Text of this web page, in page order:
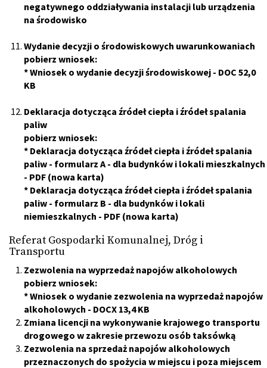
negatywnego oddziaływania instalacji lub urządzenia
na środowisko
Wydanie decyzji o środowiskowych uwarunkowaniach
pobierz wniosek:
*Wniosek o wydanie decyzji środowiskowej - DOC 52,0
KB
Deklaracja dotycząca źródeł ciepła i źródeł spalania
paliw
pobierz wniosek:
* Deklaracja dotycząca źródeł ciepła i źródeł spalania
paliw - formularz A - dla budynków i lokali mieszkalnych
- PDF (nowa karta)
* Deklaracja dotycząca źródeł ciepła i źródeł spalania
paliw - formularz B - dla budynków i lokali
niemieszkalnych - PDF (nowa karta)
Referat Gospodarki Komunalnej, Dróg i
Transportu
Zezwolenia na wyprzedaż napojów alkoholowych
pobierz wniosek:
*Wniosek o wydanie zezwolenia na wyprzedaż napojów
alkoholowych - DOCX 13,4 KB
Zmiana licencji na wykonywanie krajowego transportu
drogowego w zakresie przewozu osób taksówką
Zezwolenia na sprzedaż napojów alkoholowych
przeznaczonych do spożycia w miejscu i poza miejscem